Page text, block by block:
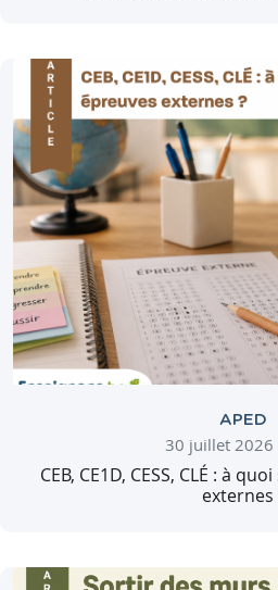
APED
30 juillet 2026
CEB, CE1D, CESS, CLÉ : à
externes